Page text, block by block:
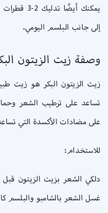
يمكنك
إلى جانب البلسم اليومي.
وصفة زيت الزيتون
زيت الزيتون البكر هو زيت
تساعد على ترطيب الشعر
على مضادات الأكسدة التي
للاستخدام:
غسل الشعر بالشامبو والبلسم